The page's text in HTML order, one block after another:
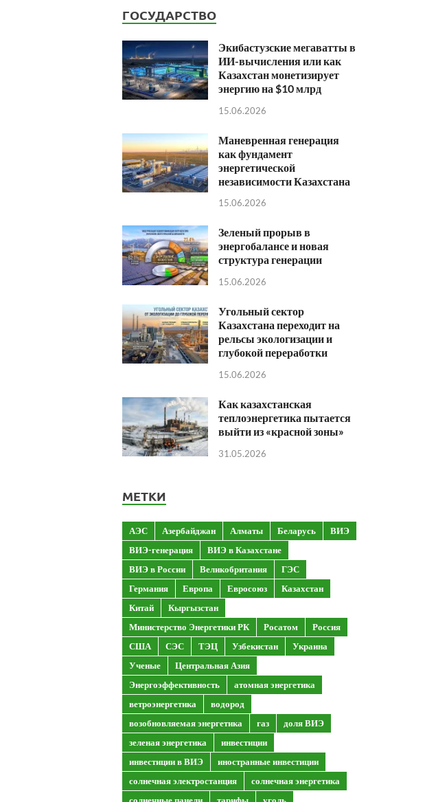
ГОСУДАРСТВО
Экибастузские мегаватты в
ИИ-вычисления или как
Казахстан монетизирует
энергию на $10 млрд
15.06.2026
Маневренная генерация
как фундамент
энергетической
независимости Казахстана
15.06.2026
Зеленый прорыв в
энергобалансе и новая
структура генерации
15.06.2026
Угольный сектор
Казахстана переходит на
рельсы экологизации и
глубокой переработки
15.06.2026
Как казахстанская
теплоэнергетика пытается
выйти из «красной зоны»
31.05.2026
МЕТКИ
АЭС Азербайджан Алматы Беларусь
ВИЭ
ВИЭ-генерация
ВИЭ в Казахстане
ВИЭ в России
Великобритания
ГЭС
Германия
Европа Евросоюз
Казахстан
Китай
Кыргызстан
Министерство Энергетики РК
Росатом
Россия
США
СЭС ТЭЦ Узбекистан
Украина
Ученые
Центральная Азия
Энергоэффективность
атомная энергетика
ветроэнергетика
водород
возобновляемая энергетика
газ
доля ВИЭ
зеленая энергетика
инвестиции
инвестиции в ВИЭ
иностранные инвестиции
солнечная электростанция
солнечная энергетика
солнечные панели
тарифы уголь